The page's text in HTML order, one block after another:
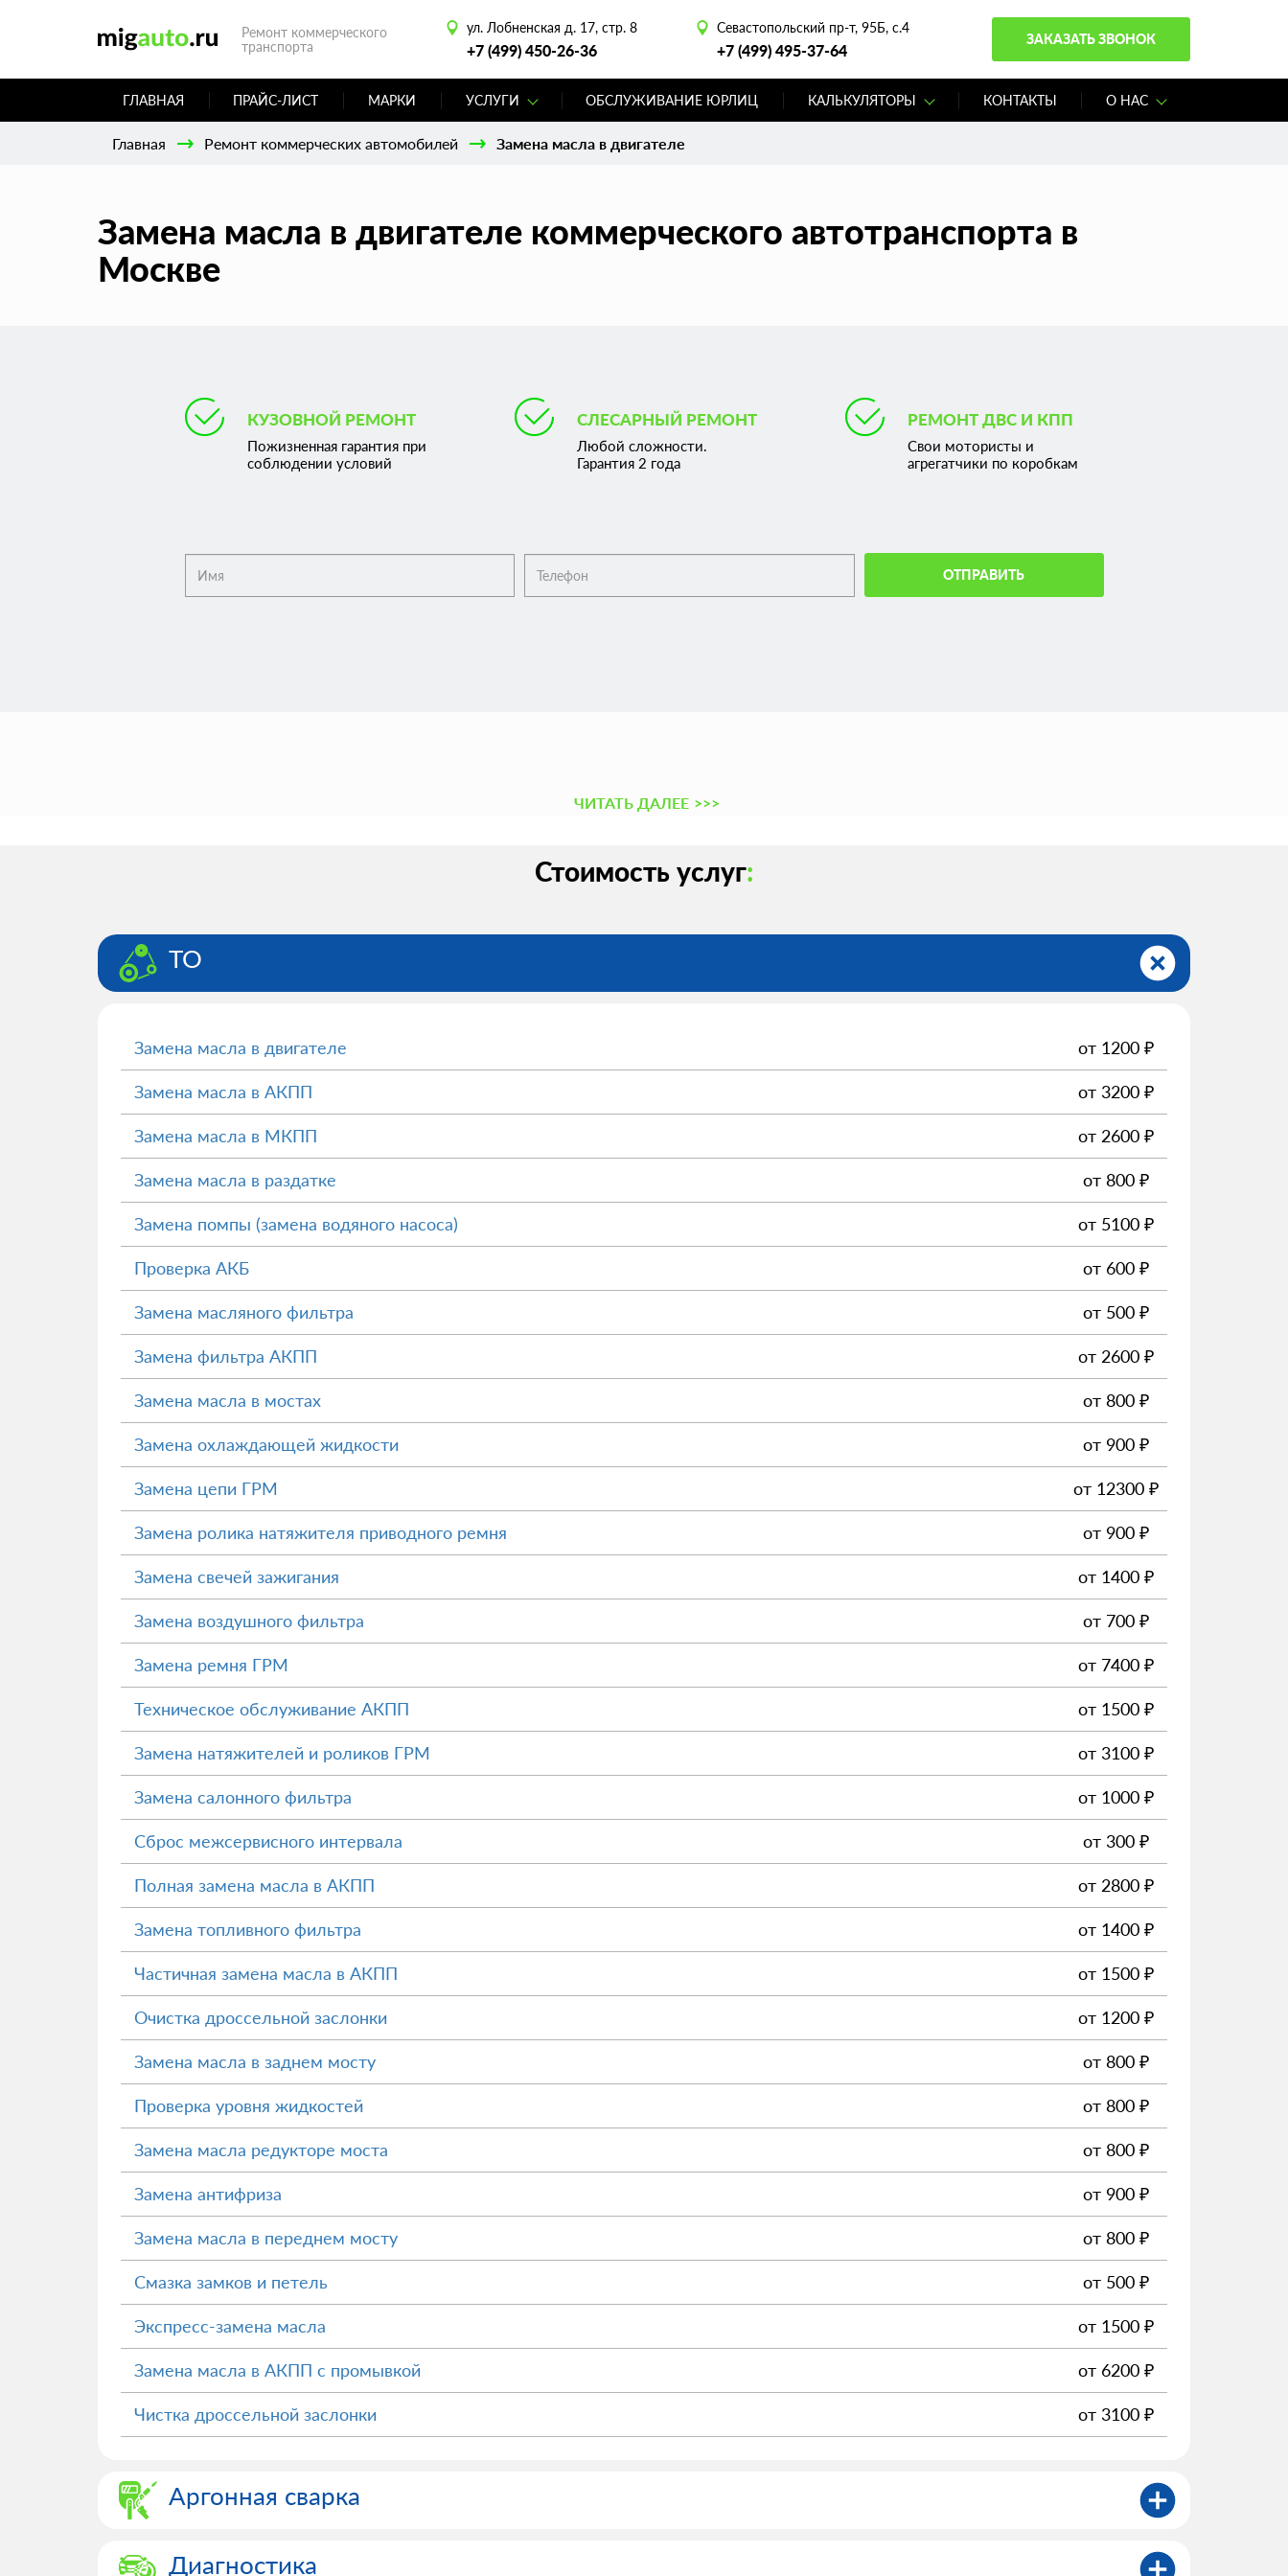
Ремонт коммерческого
транспорта
ул. Лобненская д. 17, стр. 8
+7 (499) 450-26-36
Севастопольский пр-т, 95Б, с.4
+7 (499) 495-37-64
ЗАКАЗАТЬ ЗВОНОК
ГЛАВНАЯ ПРАЙС-ЛИСТ МАРКИ УСЛУГИ ОБСЛУЖИВАНИЕ ЮРЛИЦ КАЛЬКУЛЯТОРЫ КОНТАКТЫ О НАС
Главная Ремонт коммерческих автомобилей Замена масла в двигателе
Замена масла в двигателе коммерческого автотранспорта в
Москве
КУЗОВНОЙ РЕМОНТ
Пожизненная гарантия при
соблюдении условий
СЛЕСАРНЫЙ РЕМОНТ
Любой сложности.
Гарантия 2 года
РЕМОНТ ДВС И КПП
Свои мотористы и
агрегатчики по коробкам
ОТПРАВИТЬ
ЧИТАТЬ ДАЛЕЕ >>>
Стоимость услуг:
ТО
Замена масла в двигателе от 1200 ₽
Замена масла в АКПП от 3200 ₽
Замена масла в МКПП от 2600 ₽
Замена масла в раздатке от 800 ₽
Замена помпы (замена водяного насоса) от 5100 ₽
Проверка АКБ от 600 ₽
Замена масляного фильтра от 500 ₽
Замена фильтра АКПП от 2600 ₽
Замена масла в мостах от 800 ₽
Замена охлаждающей жидкости от 900 ₽
Замена цепи ГРМ от 12300 ₽
Замена ролика натяжителя приводного ремня от 900 ₽
Замена свечей зажигания от 1400 ₽
Замена воздушного фильтра от 700 ₽
Замена ремня ГРМ от 7400 ₽
Техническое обслуживание АКПП от 1500 ₽
Замена натяжителей и роликов ГРМ от 3100 ₽
Замена салонного фильтра от 1000 ₽
Сброс межсервисного интервала от 300 ₽
Полная замена масла в АКПП от 2800 ₽
Замена топливного фильтра от 1400 ₽
Частичная замена масла в АКПП от 1500 ₽
Очистка дроссельной заслонки от 1200 ₽
Замена масла в заднем мосту от 800 ₽
Проверка уровня жидкостей от 800 ₽
Замена масла редукторе моста от 800 ₽
Замена антифриза от 900 ₽
Замена масла в переднем мосту от 800 ₽
Смазка замков и петель от 500 ₽
Экспресс-замена масла от 1500 ₽
Замена масла в АКПП с промывкой от 6200 ₽
Чистка дроссельной заслонки от 3100 ₽
Аргонная сварка
Диагностика